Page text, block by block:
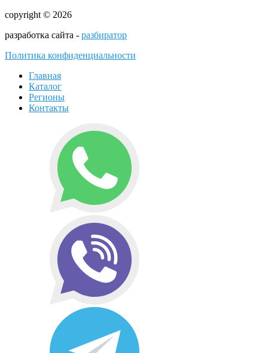
copyright © 2026
разработка сайта - разбиратор
Политика конфиденциальности
Главная
Каталог
Регионы
Контакты